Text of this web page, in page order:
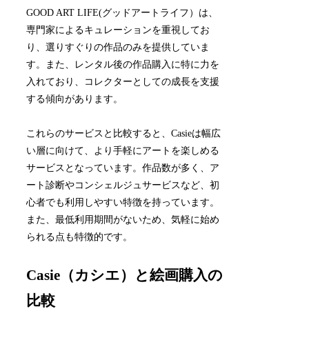
GOOD ART LIFE(グッドアートライフ）は、
専門家によるキュレーションを重視してお
り、選りすぐりの作品のみを提供していま
す。また、レンタル後の作品購入に特に力を
入れており、コレクターとしての成長を支援
する傾向があります。
これらのサービスと比較すると、Casieは幅広
い層に向けて、より手軽にアートを楽しめる
サービスとなっています。作品数が多く、ア
ート診断やコンシェルジュサービスなど、初
心者でも利用しやすい特徴を持っています。
また、最低利用期間がないため、気軽に始め
られる点も特徴的です。
Casie（カシエ）と絵画購入の
比較